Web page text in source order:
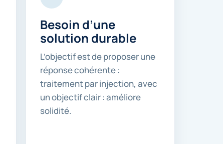
Besoin d’une
solution durable
L’objectif est de proposer une
réponse cohérente :
traitement par injection, avec
un objectif clair : améliore
solidité.